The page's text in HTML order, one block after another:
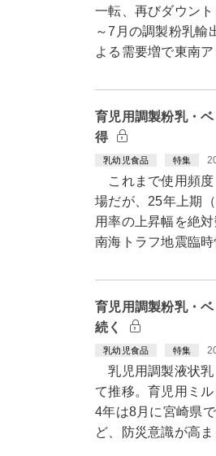
一転、再びダウン
～7月の調製粉乳輸
よる需要増で東南
育児用調製粉乳・
得
乳幼児食品 特集
これまで使用頻度
場だが、25年上期
用率の上昇幅を絶
南海トラフ地震臨
育児用調製粉乳・
続く
乳幼児食品 特集
乳児用調製液状乳
て推移。育児用ミ
4年は8月に宮崎県
ど、防災意識が高